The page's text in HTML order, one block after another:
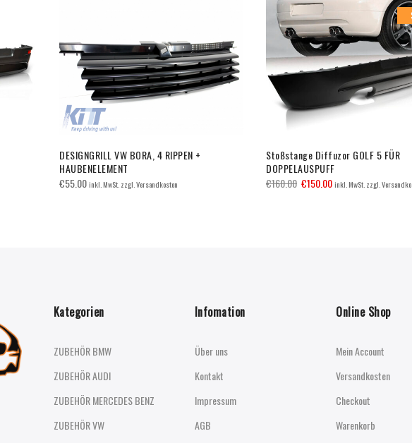
DESIGNGRILL VW BORA, 4 RIPPEN +
HAUBENELEMENT
€55.00inkl. MwSt. zzgl. Versandkosten
Stoßstange Diffuzor GOLF 5 FÜR
DOPPELAUSPUFF
€160.00 €150.00inkl. MwSt. zzgl.
Kategorien
ZUBEHÖR BMW
ZUBEHÖR AUDI
ZUBEHÖR MERCEDES BENZ
ZUBEHÖR VW
Infomation
Über uns
Kontakt
Impressum
AGB
Online Shop
Mein Account
Versandkosten
Checkout
Warenkorb